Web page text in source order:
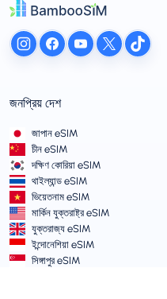
জনপ্রিয় দেশ
জাপান eSIM
চীন eSIM
দক্ষিণ কোরিয়া eSIM
থাইল্যান্ড eSIM
ভিয়েতনাম eSIM
মার্কিন যুক্তরাষ্ট্র eSIM
যুক্তরাজ্য eSIM
ইন্দোনেশিয়া eSIM
সিঙ্গাপুর eSIM